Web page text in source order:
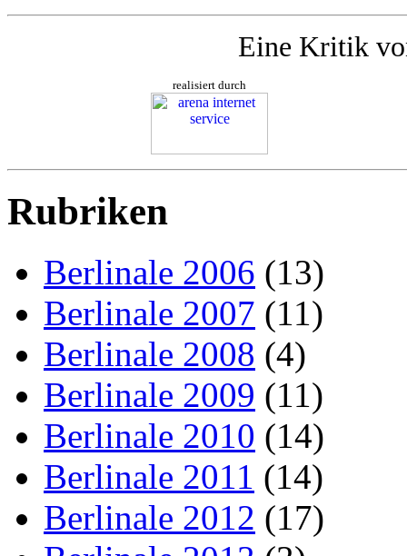
Eine Kritik
realisiert durch
Rubriken
Berlinale 2006 (13)
Berlinale 2007 (11)
Berlinale 2008 (4)
Berlinale 2009 (11)
Berlinale 2010 (14)
Berlinale 2011 (14)
Berlinale 2012 (17)